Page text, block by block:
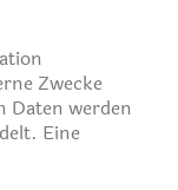
Zwecke
Daten werden
Eine